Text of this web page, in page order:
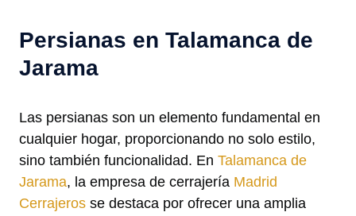
Persianas en Talamanca de
Jarama
Las persianas son un elemento fundamental en
cualquier hogar, proporcionando no solo estilo,
sino también funcionalidad. En Talamanca de
Jarama, la empresa de cerrajería Madrid
Cerrajeros se destaca por ofrecer una amplia